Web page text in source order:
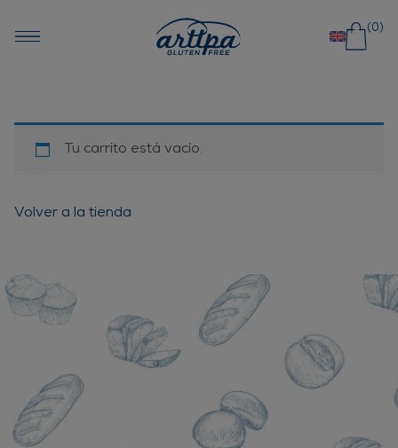
(0)
Tu carrito está vacío.
Volver a la tienda